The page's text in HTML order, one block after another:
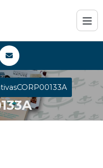
CORP00133A